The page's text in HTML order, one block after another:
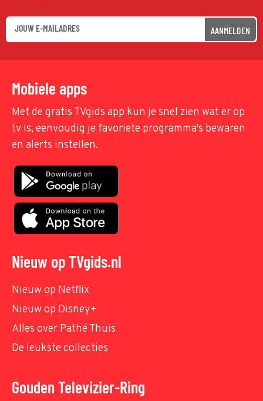
AANMELDEN
Mobiele apps
Met de gratis TVgids app kun je snel zien wat er op
tv is, eenvoudig je favoriete programma's bewaren
en alerts instellen.
Nieuw op TVgids.nl
Nieuw op Netflix
Nieuw op Disney+
Alles over Pathé Thuis
De leukste collecties
Gouden Televizier-Ring